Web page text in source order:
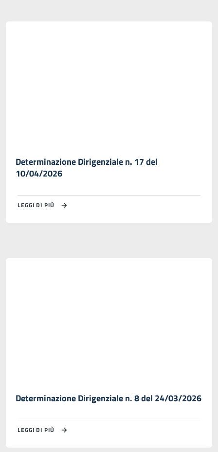
Determinazione Dirigenziale n. 17 del
10/04/2026
LEGGI DI PIÙ
Determinazione Dirigenziale n. 8 del 24/03/2026
LEGGI DI PIÙ